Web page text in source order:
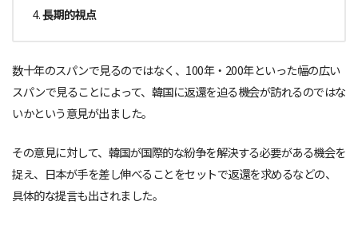
長期的視点
数十年のスパンで見るのではなく、100年・200年といった幅の広い
スパンで見ることによって、韓国に返還を迫る機会が訪れるのではな
いかという意見が出ました。
その意見に対して、韓国が国際的な紛争を解決する必要がある機会を
捉え、日本が手を差し伸べることをセットで返還を求めるなどの、
具体的な提言も出されました。